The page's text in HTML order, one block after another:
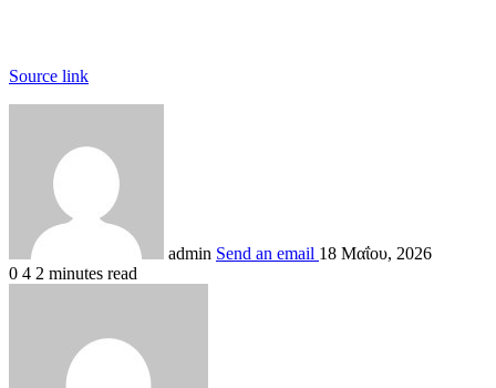
Source link
admin Send an email 18 Μαΐου, 2026
0 4 2 minutes read